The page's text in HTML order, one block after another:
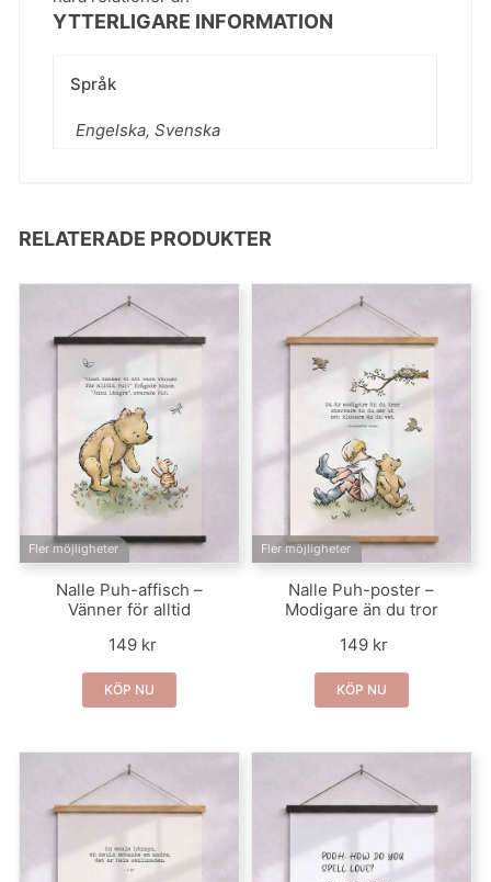
YTTERLIGARE INFORMATION
Språk
Engelska, Svenska
RELATERADE PRODUKTER
Fler möjligheter
Nalle Puh-affisch –
Vänner för alltid
149 kr
KÖP NU
Fler möjligheter
Nalle Puh-poster –
Modigare än du tror
149 kr
KÖP NU